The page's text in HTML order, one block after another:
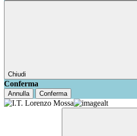
Chiudi
Conferma
Annulla Conferma